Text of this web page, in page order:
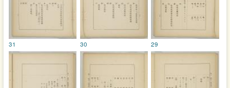
29
30
31